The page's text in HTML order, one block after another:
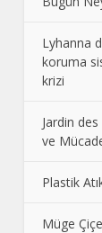
Lyhanna
koruma
krizi
Jardin
ve
Plastik
Müge